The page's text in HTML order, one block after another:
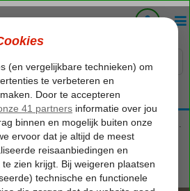
als thuiskomen...
Tenerife Playa Paraiso Hard Rock Hotel Tenerife
Tenerife
- Hotel